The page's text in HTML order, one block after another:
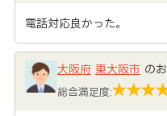
電話対応良かった。
大阪府 東大阪市 の
総合満足度: